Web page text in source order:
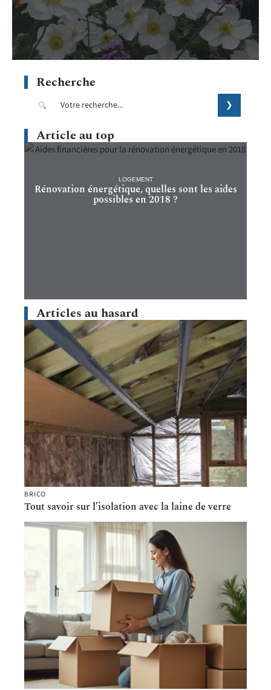
Recherche
Article au top
LOGEMENT
Rénovation énergétique, quelles sont les aides
possibles en 2018 ?
Articles au hasard
BRICO
Tout savoir sur l’isolation avec la laine de verre